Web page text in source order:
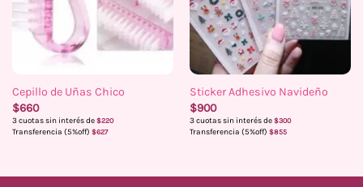
Cepillo de Uñas Chico
$660
3 cuotas sin interés de $220
Transferencia (5%off) $627
Sticker Adhesivo Navideño
$900
3 cuotas sin interés de $300
Transferencia (5%off) $855